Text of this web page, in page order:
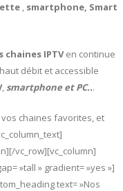
, smartphone, Smart
chaines IPTVen continue
débit et accessible
,smartphone et PC...
chaines favorites, et
vc_row][vc_column]
»tall » gradient= »yes »]
text= »Nos